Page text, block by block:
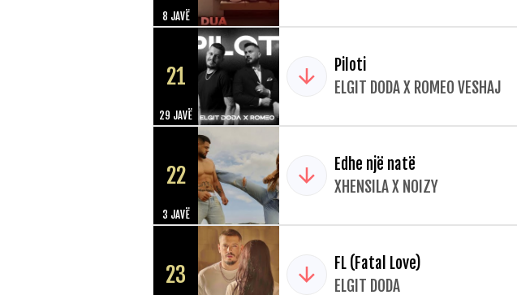
8 JAVË
21
29 JAVË
Piloti
ELGIT DODA X ROMEO VESHAJ
22
3 JAVË
Edhe një natë
XHENSILA X NOIZY
23
FL (Fatal Love)
ELGIT DODA